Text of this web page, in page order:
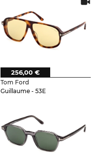
Tom Ford
Guillaume - 53E
256,00 €